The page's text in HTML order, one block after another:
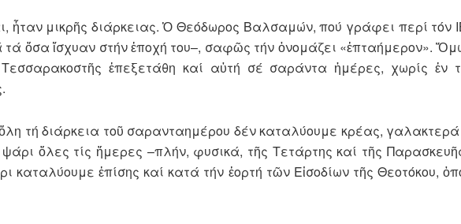
ἦταν μικρῆς διάρκειας. Ὁ Θεόδωρος Βαλσαμών, πού γράφει περί τόν
ὅσα ἴσχυαν στήν ἐποχή του–, σαφῶς τήν ὀνομάζει «ἑπταήμερον».
ἐπεξετάθη καί αὐτή σέ σαράντα ἡμέρες, χωρίς ἐν
τή διάρκεια τοῦ σαρανταημέρου δέν καταλύουμε κρέας,
ὅλες τίς ἥμερες –πλήν, φυσικά, τῆς Τετάρτης καί τῆς
καταλύουμε ἐπίσης καί κατά τήν ἑορτή τῶν Εἰσοδίων τῆς Θεοτόκου,